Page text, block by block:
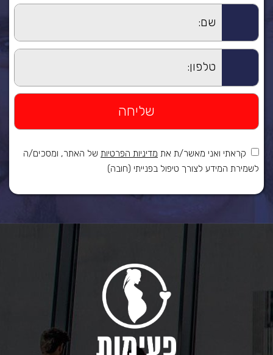
קראתי ואני מאשר/ת את מדיניות הפרטיות של האתר, ומסכים/ה
לשמירת המידע לצורך טיפול בפנייתי (חובה)